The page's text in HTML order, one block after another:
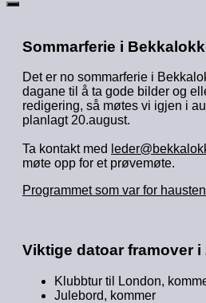
Sommarferie i
Det er no sommarferie i
dagane til å ta gode bilder og
redigering, så møtes vi igjen i
planlagt 20.august.
Ta kontakt med
møte opp for et prøvemøte.
Programmet som var for
Viktige datoar framover i
Klubbtur til London,
Julebord, kommer